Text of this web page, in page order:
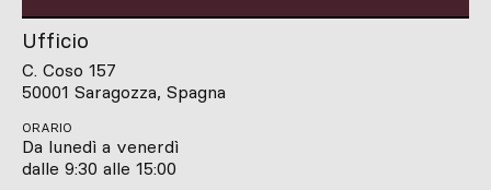
Ufficio
C. Coso 157
50001 Saragozza, Spagna
ORARIO
Da lunedì a venerdì
dalle 9:30 alle 15:00